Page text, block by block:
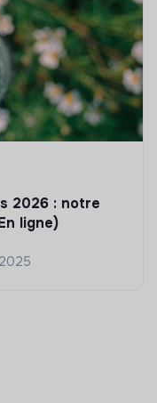
2026 : notre
ligne)